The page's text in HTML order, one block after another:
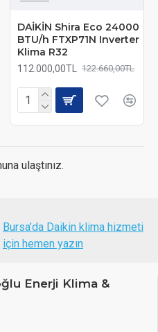
DAİKİN Shira Eco 24000
BTU/h FTXP71N Inverter
Klima R32
112.000,00TL 122.660,00TL
ulaştınız.
Bursa’da Daikin klima hizmeti
için hemen yazın
Enerji Klima &